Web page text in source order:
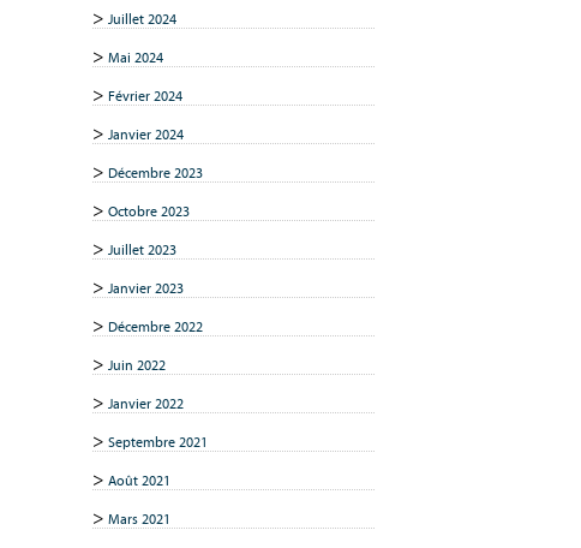
Juillet 2024
Mai 2024
Février 2024
Janvier 2024
Décembre 2023
Octobre 2023
Juillet 2023
Janvier 2023
Décembre 2022
Juin 2022
Janvier 2022
Septembre 2021
Août 2021
Mars 2021